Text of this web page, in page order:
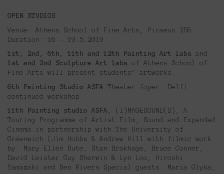
OPEN STUDIOS
Venue: Athens School of Fine Arts, Piraeus 256
Duration: 16 – 19.5.2019
1st, 2nd, 6th, 11th and 12th Painting Art labs and
1st and 2nd Sculpture Art labs of Athens School of
Fine Arts will present students’ artworks.
6th Painting Studio ASFA Theater foyer: Delfi
continued workshop
11th Painting studio ASFA , (I)MAGESOUND(S), A
Touring Programme of Artist Film, Sound and Expanded
Cinema in partnership with The University of
Greenwich (Jim Hobbs & Andrew Hill with filmic work
by: Mary Ellen Bute, Stan Brakhage, Bruce Conner,
David Leister Guy Sherwin & Lyn Loo, Hiroshi
Yamazaki and Ben Rivers Special guests: Maria Glyka,